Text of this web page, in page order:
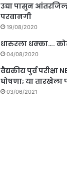
उद्या पासुन
परवानगी
19/08/2020
धारुरला धक्का….
04/08/2020
वैद्यकीय पुर्व परीक्षा
घोषणा; या तारखेला
03/06/2021